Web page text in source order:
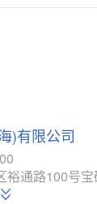
对比
对比
)有限公司
裕通路100号